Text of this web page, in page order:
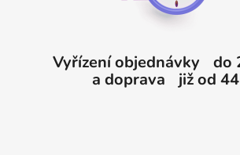
Vyřízení objednávky do
a doprava již od